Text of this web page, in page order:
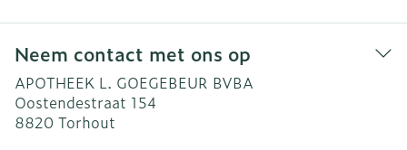
Neem contact met ons op
APOTHEEK L. GOEGEBEUR BVBA
Oostendestraat 154
8820 Torhout